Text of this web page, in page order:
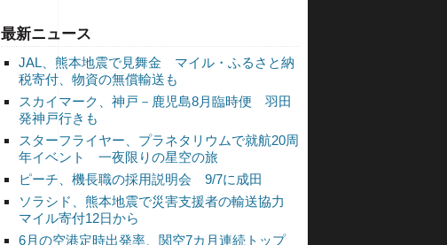
最新ニュース
JAL、熊本地震で見舞金 マイル・ふるさと納
税寄付、物資の無償輸送も
スカイマーク、神戸－鹿児島8月臨時便 羽田
発神戸行きも
スターフライヤー、プラネタリウムで就航20周
年イベント 一夜限りの星空の旅
ピーチ、機長職の採用説明会 9/7に成田
ソラシド、熊本地震で災害支援者の輸送協力
マイル寄付12日から
6月の空港定時出発率、関空7カ月連続トップ